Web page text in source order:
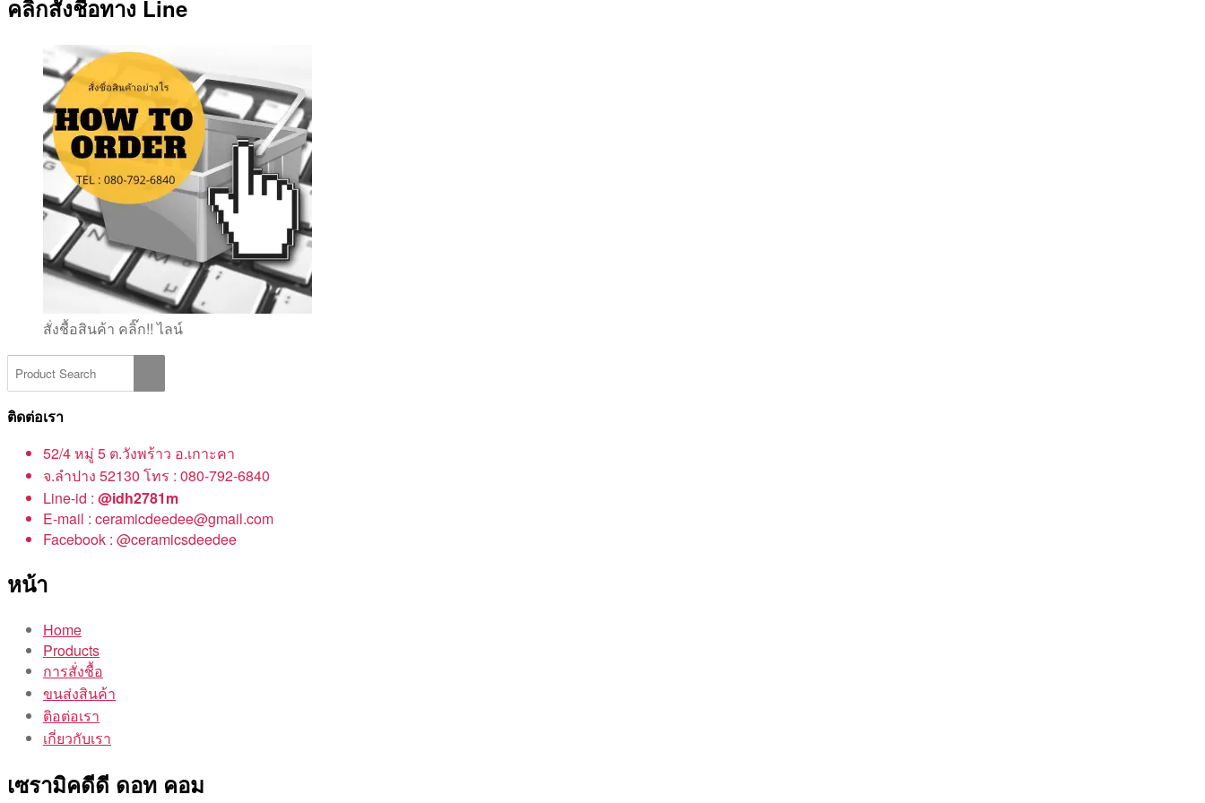
คลิ๊กสั่งชื้อทาง Line
สั่งชื้อสินค้า คลิ๊ก!! ไลน์
ติดต่อเรา
52/4 หมู่ 5 ต.วังพร้าว อ.เกาะคา
จ.ลำปาง 52130 โทร : 080-792-6840
Line-id : @idh2781m
E-mail : ceramicdeedee@gmail.com
Facebook : @ceramicsdeedee
หน้า
Home
Products
การสั่งชื้อ
ขนส่งสินค้า
ติอต่อเรา
เกี่ยวกับเรา
เซรามิคดีดี ดอท คอม